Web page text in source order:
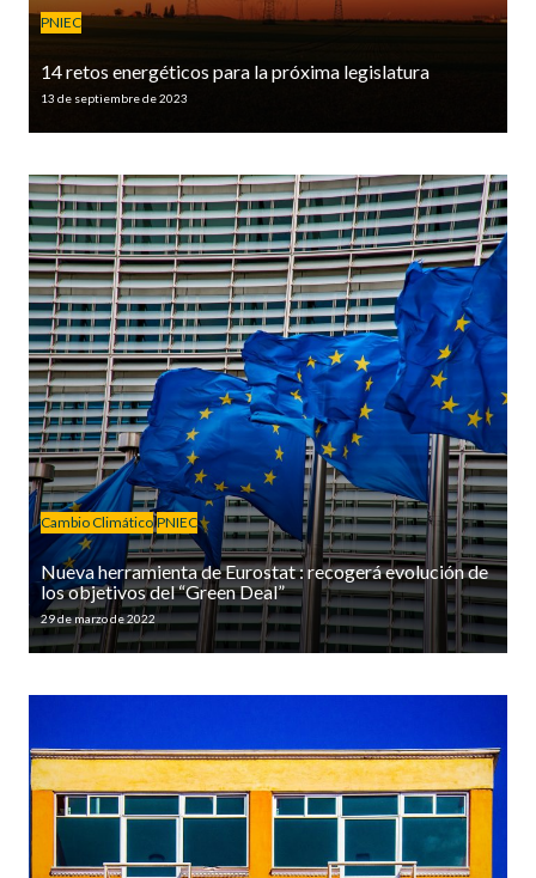
PNIEC
14 retos energéticos para la próxima legislatura
13 de septiembre de 2023
Cambio Climático PNIEC
Nueva herramienta de Eurostat : recogerá evolución de
los objetivos del “Green Deal”
29 de marzo de 2022